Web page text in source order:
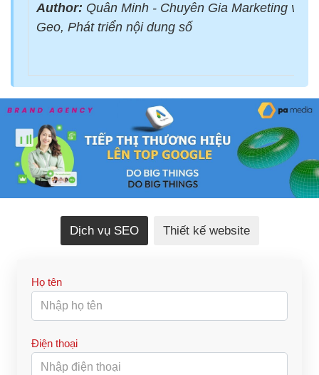
Author: Quân Minh - Chuyên Gia Marketing với
Geo, Phát triển nội dung số
Dịch vụ SEO Thiết kế website
Họ tên
Điện thoại